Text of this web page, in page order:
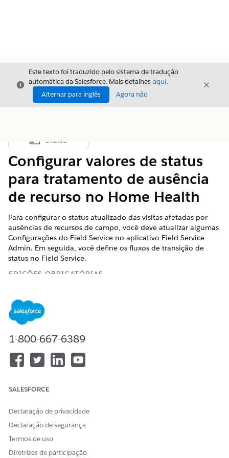
Fechar
Este texto foi traduzido pelo sistema de tradução
automática da Salesforce. Mais detalhes aqui.
Alternar para inglês
Agora não
Fechar
Mostrar índice
Índice
Configurar valores de status
para tratamento de ausência
de recurso no Home Health
Para configurar o status atualizado das visitas afetadas por
ausências de recursos de campo, você deve atualizar algumas
Configurações do Field Service no aplicativo Field Service
Admin. Em seguida, você define os fluxos de transição de
status no Field Service.
EDIÇÕES OBRIGATÓRIAS
Disponível em: As edições
licenças de complemento do Health Cloud e do Home
Health
PERMISSÕES NECESSÁRIAS DO USUÁRIO
Para atualizar as
configurações do Field
Administrador do Field Service e clique em
Clique emAgendamento
geralestá selecionada.
Desmarque a opção
1-800-667-6389
SALESFORCE
Declaração de privacidade
Declaração de segurança
Termos de uso
Diretrizes de participação